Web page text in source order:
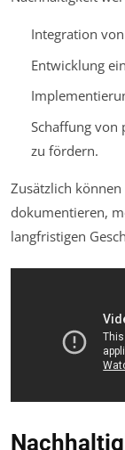
Integration von
Entwicklung
Schaffung von
zu fördern.
Zusätzlich
dokumentieren,
langfristigen